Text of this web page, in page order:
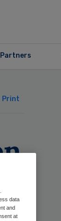
Partners
Print
data
and
at